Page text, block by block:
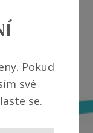
Pokud
své
se.